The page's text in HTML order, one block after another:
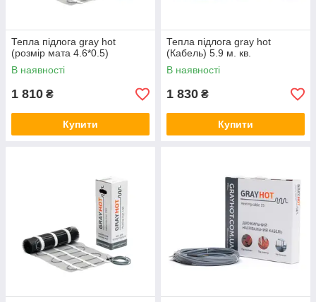
Тепла підлога gray hot
(розмір мата 4.6*0.5)
В наявності
1 810 ₴
Купити
Тепла підлога gray hot
(Кабель) 5.9 м. кв.
В наявності
1 830 ₴
Купити